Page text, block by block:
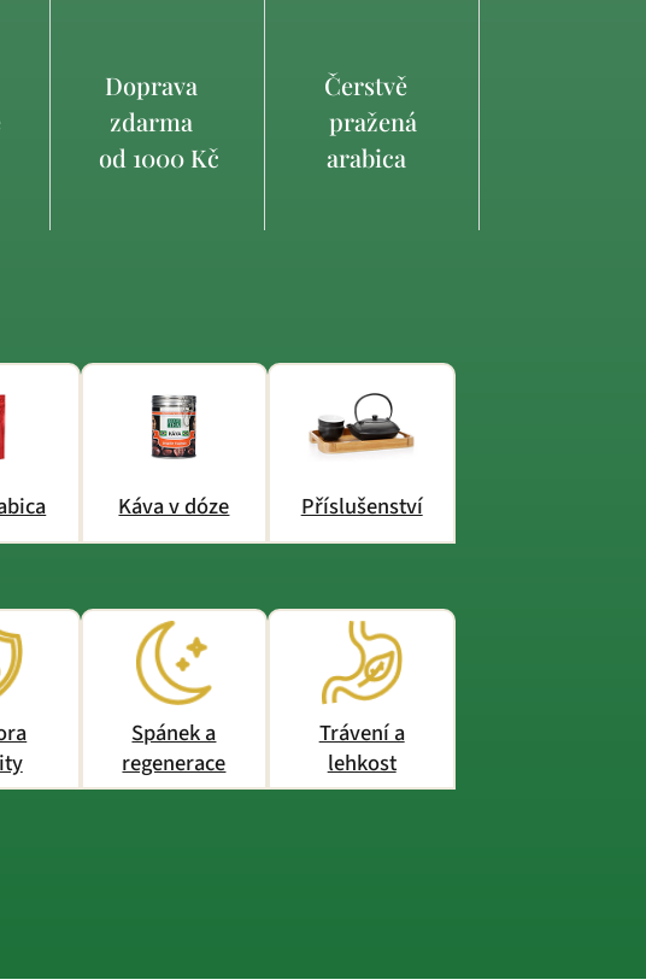
Doprava
zdarma
od 1000 Kč
Čerstvě
pražená
arabica
Káva v dóze Příslušenství
Spánek a
regenerace
Trávení a
lehkost